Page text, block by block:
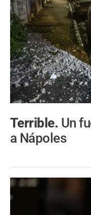
Terrible. Un
a Nápoles